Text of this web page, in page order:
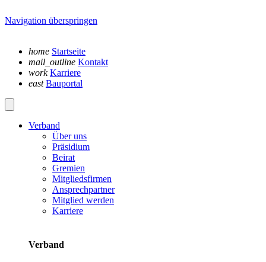
Navigation überspringen
home Startseite
mail_outline Kontakt
work Karriere
east Bauportal
Verband
Über uns
Präsidium
Beirat
Gremien
Mitgliedsfirmen
Ansprechpartner
Mitglied werden
Karriere
Verband